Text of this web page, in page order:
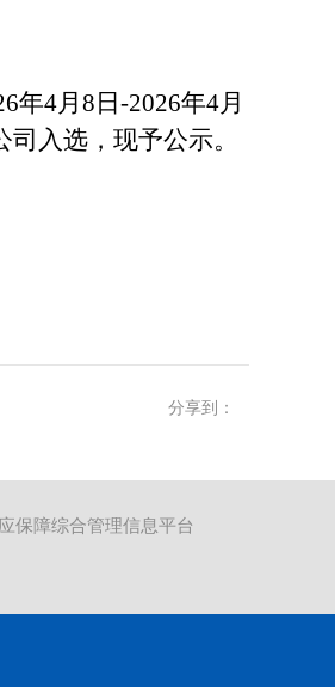
年4月8日-2026年4月
入选，现予公示。
分享到：
保障综合管理信息平台